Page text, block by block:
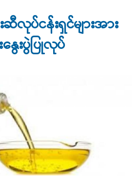
ဆီလုပ်ငန်းရှင်များအား
ေးပွဲပြုလုပ်